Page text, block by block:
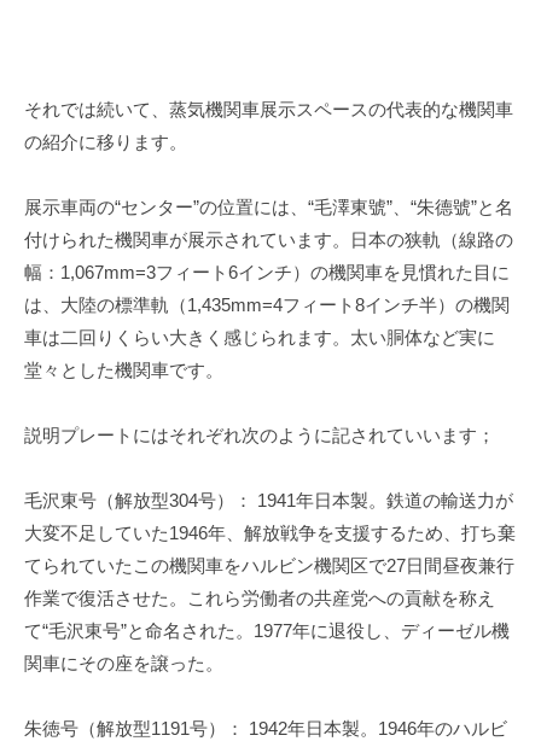
それでは続いて、蒸気機関車展示スペースの代表的な機関車
の紹介に移ります。
展示車両の“センター”の位置には、“毛澤東號”、“朱德號”と名
付けられた機関車が展示されています。日本の狭軌（線路の
幅： 1,067mm=3フィート6インチ）の機関車を見慣れた目に
は、大陸の標準軌（1,435mm=4フィート8インチ半）の機関
車は二回りくらい大きく感じられます。太い胴体など実に
堂々とした機関車です。
説明プレートにはそれぞれ次のように記されていいます；
毛沢東号（解放型304号）： 1941年日本製。鉄道の輸送力が
大変不足していた1946年、解放戦争を支援するため、打ち棄
てられていたこの機関車をハルビン機関区で27日間昼夜兼行
作業で復活させた。これら労働者の共産党への貢献を称え
て“毛沢東号”と命名された。 1977年に退役し、ディーゼル機
関車にその座を譲った。
朱徳号（解放型1191号）： 1942年日本製。 1946年のハルビ